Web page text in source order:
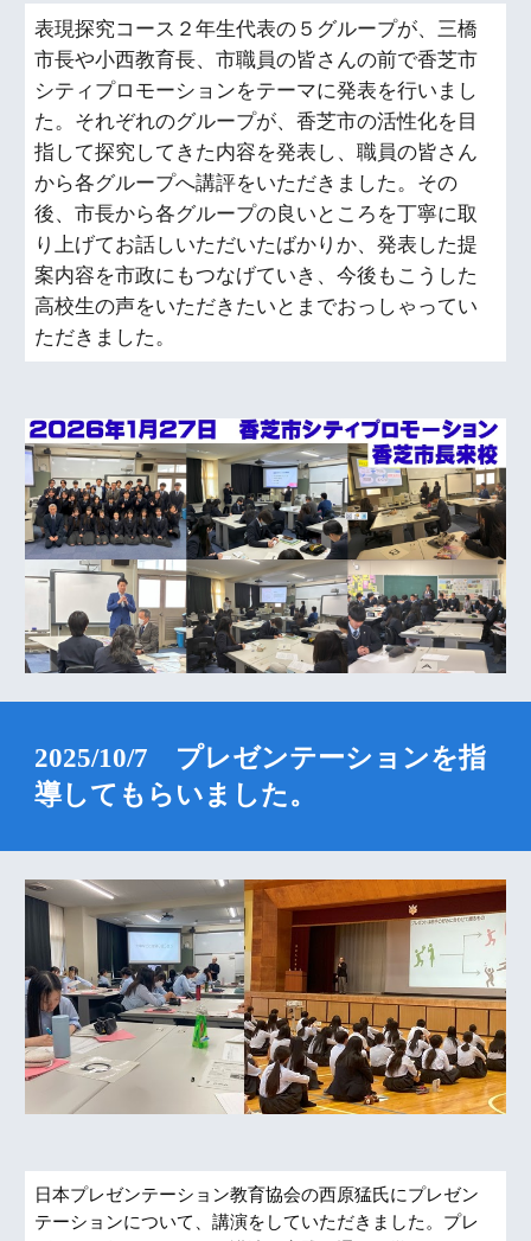
表現探究コース２年生代表の５グループが、三橋
市長や小西教育長、市職員の皆さんの前で香芝市
シティプロモーションをテーマに発表を行いまし
た。それぞれのグループが、香芝市の活性化を目
指して探究してきた内容を発表し、職員の皆さん
から各グループへ講評をいただきました。その
後、市長から各グループの良いところを丁寧に取
り上げてお話しいただいたばかりか、発表した提
案内容を市政にもつなげていき、今後もこうした
高校生の声をいただきたいとまでおっしゃってい
ただきました。
2025/10/7 プレゼンテーションを指
導してもらいました。
日本プレゼンテーション教育協会の西原猛氏にプレゼン
テーションについて、講演をしていただきました。プレ